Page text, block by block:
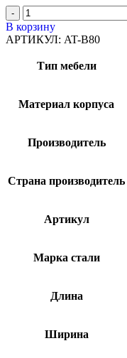
В корзину
АРТИКУЛ: AT-B80
Тип мебели
Материал корпуса
Производитель
Страна производитель
Артикул
Марка стали
Длина
Ширина